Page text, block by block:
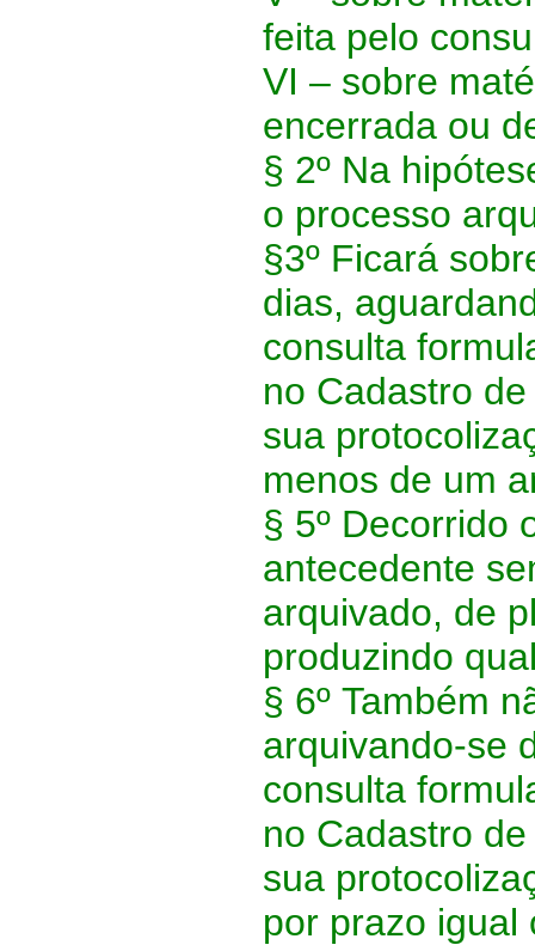
feita pelo
VI – sobre
encerrada ou
§ 2º Na
o processo
§3º Ficará
dias,
consulta
no Cadastro
sua
menos de um
§ 5º Decorrido
antecedente
arquivado, de
produzindo
§ 6º Também
arquivando-se
consulta
no Cadastro
sua
por prazo igual